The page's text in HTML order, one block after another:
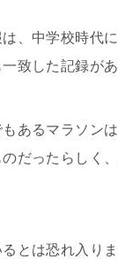
、中学校時代
致した記録があ
あるマラソン
だったらしく
とは恐れ入りま